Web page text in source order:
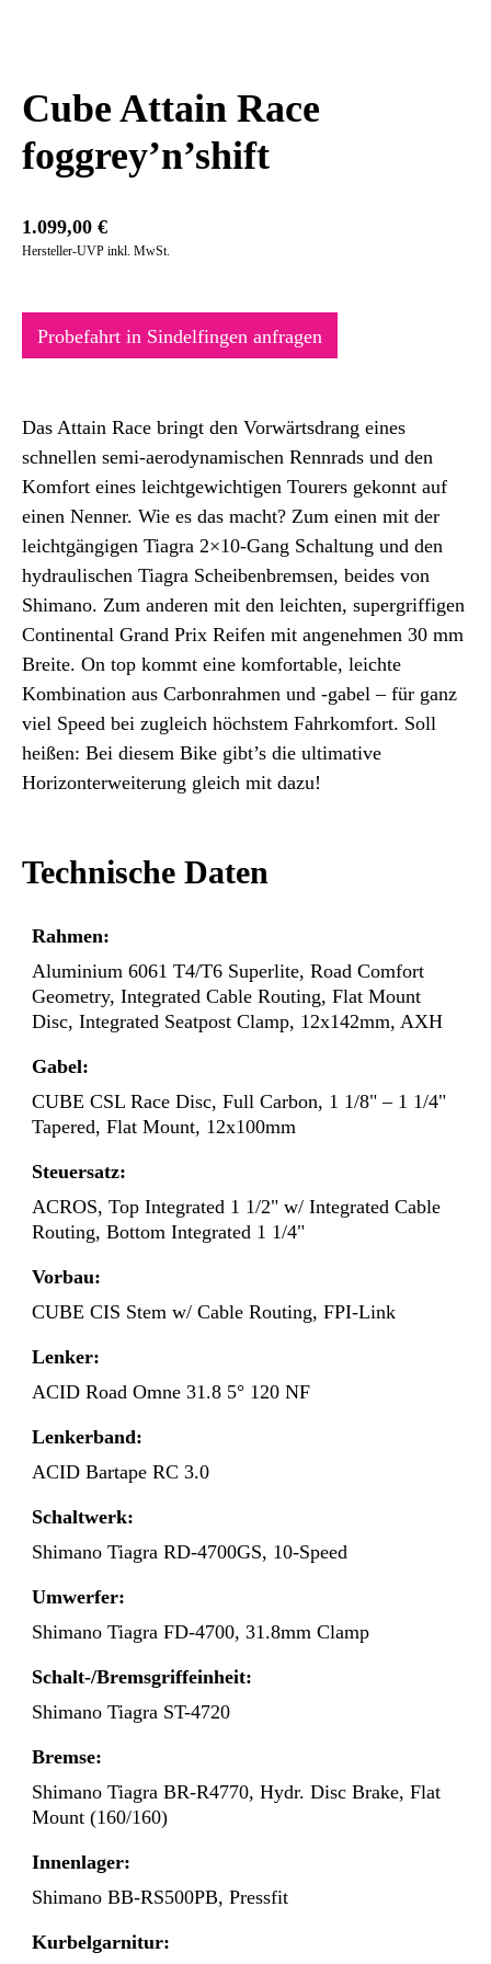
Cube Attain Race
foggrey’n’shift
1.099,00 €
Hersteller-UVP inkl. MwSt.
Probefahrt in Sindelfingen anfragen
Das Attain Race bringt den Vorwärtsdrang eines
schnellen semi-aerodynamischen Rennrads und den
Komfort eines leichtgewichtigen Tourers gekonnt auf
einen Nenner. Wie es das macht? Zum einen mit der
leichtgängigen Tiagra 2×10-Gang Schaltung und den
hydraulischen Tiagra Scheibenbremsen, beides von
Shimano. Zum anderen mit den leichten, supergriffigen
Continental Grand Prix Reifen mit angenehmen 30 mm
Breite. On top kommt eine komfortable, leichte
Kombination aus Carbonrahmen und -gabel – für ganz
viel Speed bei zugleich höchstem Fahrkomfort. Soll
heißen: Bei diesem Bike gibt’s die ultimative
Horizonterweiterung gleich mit dazu!
Technische Daten
Rahmen:
Aluminium 6061 T4/T6 Superlite, Road Comfort
Geometry, Integrated Cable Routing, Flat Mount
Disc, Integrated Seatpost Clamp, 12x142mm, AXH
Gabel:
CUBE CSL Race Disc, Full Carbon, 1 1/8" – 1 1/4"
Tapered, Flat Mount, 12x100mm
Steuersatz:
ACROS, Top Integrated 1 1/2" w/ Integrated Cable
Routing, Bottom Integrated 1 1/4"
Vorbau:
CUBE CIS Stem w/ Cable Routing, FPI-Link
Lenker:
ACID Road Omne 31.8 5° 120 NF
Lenkerband:
ACID Bartape RC 3.0
Schaltwerk:
Shimano Tiagra RD-4700GS, 10-Speed
Umwerfer:
Shimano Tiagra FD-4700, 31.8mm Clamp
Schalt-/Bremsgriffeinheit:
Shimano Tiagra ST-4720
Bremse:
Shimano Tiagra BR-R4770, Hydr. Disc Brake, Flat
Mount (160/160)
Innenlager:
Shimano BB-RS500PB, Pressfit
Kurbelgarnitur: